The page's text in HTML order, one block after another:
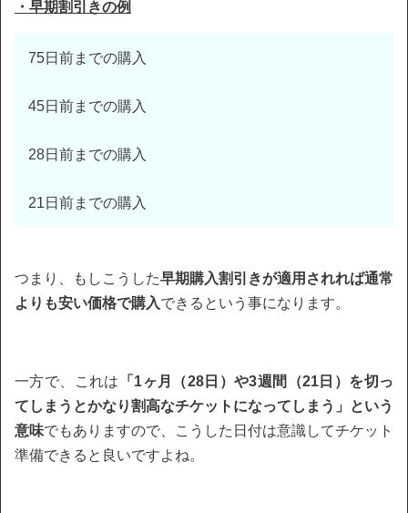
・早期割引きの例
75日前までの購入
45日前までの購入
28日前までの購入
21日前までの購入
つまり、もしこうした早期購入割引きが適用されれば通常
よりも安い価格で購入できるという事になります。
一方で、これは
「1ヶ月（28日）や3週間（21日）を切っ
てしまうとかなり割高なチケットになってしまう」という
意味でもありますので、こうした日付は意識してチケット
準備できると良いですよね。